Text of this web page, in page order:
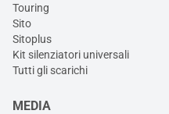
Touring
Sito
Sitoplus
Kit silenziatori universali
Tutti gli scarichi
MEDIA